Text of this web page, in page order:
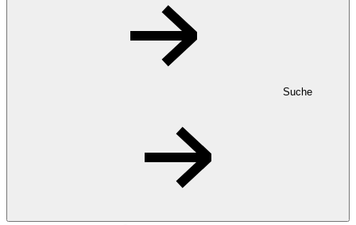
Suche